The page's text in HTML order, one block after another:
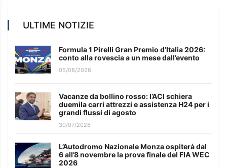
ULTIME NOTIZIE
Formula 1 Pirelli Gran Premio d’Italia 2026:
conto alla rovescia a un mese dall’evento
05/08/2026
Vacanze da bollino rosso: l’ACI schiera
duemila carri attrezzi e assistenza H24 per i
grandi flussi di agosto
30/07/2026
L’Autodromo Nazionale Monza ospiterà dal
6 all’8 novembre la prova finale del FIA WEC
2026